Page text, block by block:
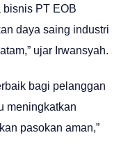
bisnis PT EOB
daya saing industri
ujar Irwansyah.
bagi pelanggan
meningkatkan
pasokan aman,”